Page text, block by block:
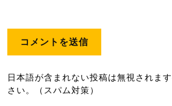
日本語が含まれない投稿は無視されま
さい。（スパム対策）